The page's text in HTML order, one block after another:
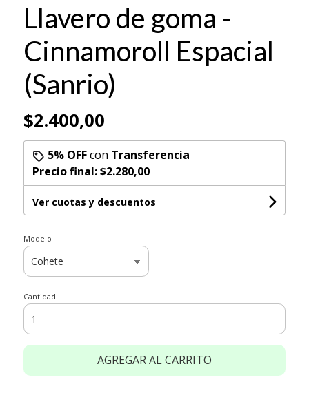
Llavero de goma -
Cinnamoroll Espacial
(Sanrio)
$2.400,00
5% OFFcon Transferencia
Precio final:$2.280,00
Ver cuotas y descuentos
Modelo
Cantidad
AGREGAR AL CARRITO